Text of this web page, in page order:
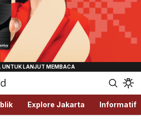
Ada Disini!
Explore Jakarta Informatif